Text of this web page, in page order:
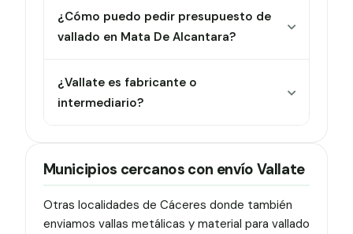
¿Cómo puedo pedir presupuesto de
vallado en Mata De Alcantara?
¿Vallate es fabricante o
intermediario?
Municipios cercanos con envío Vallate
Otras localidades de Cáceres donde también
enviamos vallas metálicas y material para vallado